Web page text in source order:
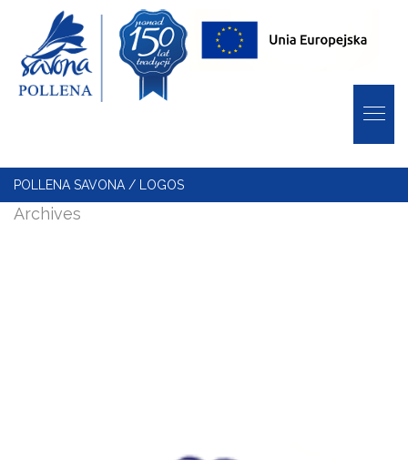
POLLENA SAVONA / LOGOS
Archives